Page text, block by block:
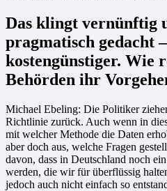
Das klingt vernünftig
pragmatisch gedacht
kostengünstiger. Wie
Behörden ihr
Michael Ebeling: Die Politiker
Richtlinie zurück. Auch wenn in
mit welcher Methode die Daten
aber doch aus, welche Fragen
davon, dass in Deutschland noch
werden, die wir für überflüssig
jedoch auch nicht einfach so